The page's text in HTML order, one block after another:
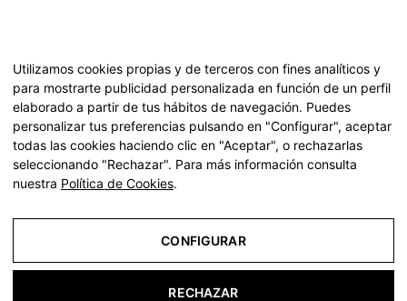
La Vostra Llar - Tots els drets reservats
Utilizamos cookies propias y de terceros con fines analíticos y
para mostrarte publicidad personalizada en función de un perfil
elaborado a partir de tus hábitos de navegación. Puedes
personalizar tus preferencias pulsando en "Configurar", aceptar
todas las cookies haciendo clic en "Aceptar", o rechazarlas
seleccionando "Rechazar". Para más información consulta
nuestra Política de Cookies.
CONFIGURAR
RECHAZAR
Aviso Legal
Política de Privacidad